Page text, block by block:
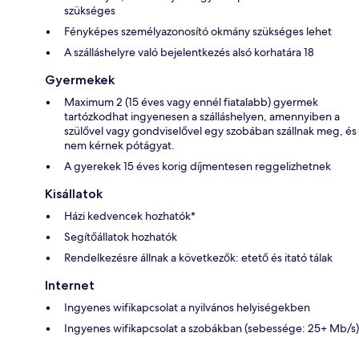
szükséges
Fényképes személyazonosító okmány szükséges lehet
A szálláshelyre való bejelentkezés alsó korhatára 18
Gyermekek
Maximum 2 (15 éves vagy ennél fiatalabb) gyermek
tartózkodhat ingyenesen a szálláshelyen, amennyiben a
szülővel vagy gondviselővel egy szobában szállnak meg, és
nem kérnek pótágyat.
A gyerekek 15 éves korig díjmentesen reggelizhetnek
Kisállatok
Házi kedvencek hozhatók*
Segítőállatok hozhatók
Rendelkezésre állnak a következők: etető és itató tálak
Internet
Ingyenes wifikapcsolat a nyilvános helyiségekben
Ingyenes wifikapcsolat a szobákban (sebessége: 25+ Mb/s)